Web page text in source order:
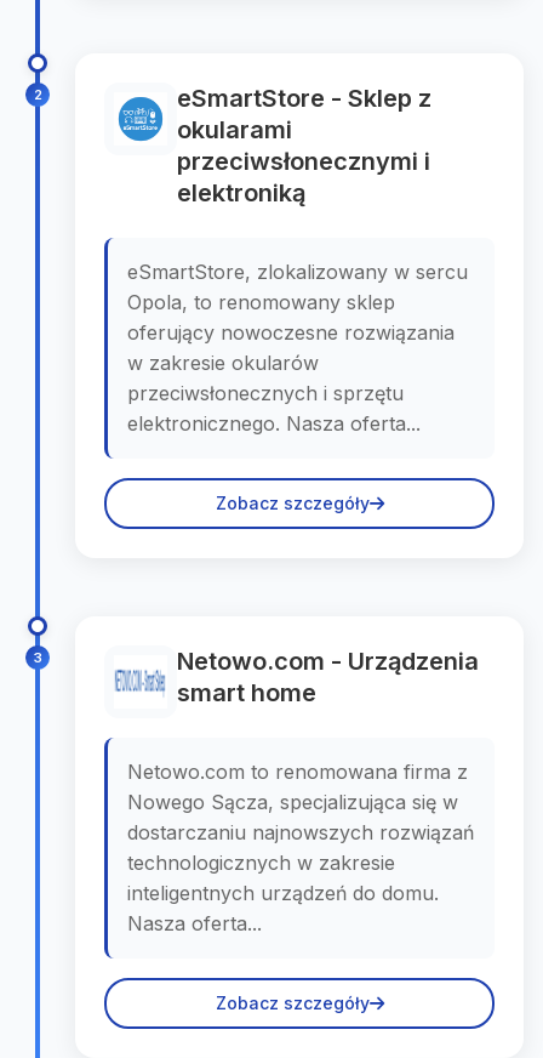
2
eSmartStore - Sklep z
okularami
przeciwsłonecznymi i
elektroniką
eSmartStore, zlokalizowany w sercu
Opola, to renomowany sklep
oferujący nowoczesne rozwiązania
w zakresie okularów
przeciwsłonecznych i sprzętu
elektronicznego. Nasza oferta...
Zobacz szczegóły
3
Netowo.com - Urządzenia
smart home
Netowo.com to renomowana firma z
Nowego Sącza, specjalizująca się w
dostarczaniu najnowszych rozwiązań
technologicznych w zakresie
inteligentnych urządzeń do domu.
Nasza oferta...
Zobacz szczegóły